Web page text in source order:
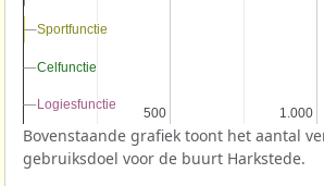
500
500 1.000
1.000
Sportfunctie
Sportfunctie
Celfunctie
Celfunctie
Logiesfunctie
Logiesfunctie
Bovenstaande grafiek toont het aantal
gebruiksdoel voor de buurt Harkstede.